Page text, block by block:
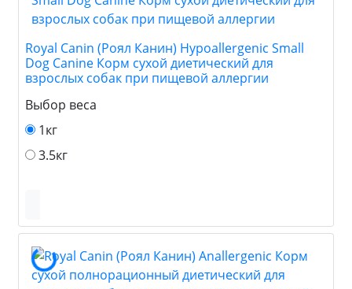
Royal Canin (Роял Канин) Hypoallergenic Small
Dog Canine Корм сухой диетический для
взрослых собак при пищевой аллергии
Выбор веса
1кг
3.5кг